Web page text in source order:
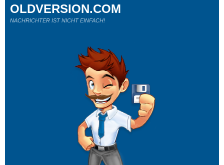
OLDVERSION.COM
NACHRICHTER IST NICHT EINFACH!